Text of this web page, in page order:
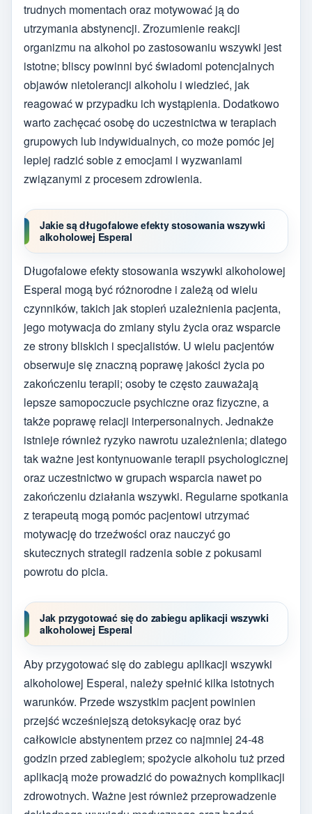
trudnych momentach oraz motywować ją do
utrzymania abstynencji. Zrozumienie reakcji
organizmu na alkohol po zastosowaniu wszywki jest
istotne; bliscy powinni być świadomi potencjalnych
objawów nietolerancji alkoholu i wiedzieć, jak
reagować w przypadku ich wystąpienia. Dodatkowo
warto zachęcać osobę do uczestnictwa w terapiach
grupowych lub indywidualnych, co może pomóc jej
lepiej radzić sobie z emocjami i wyzwaniami
związanymi z procesem zdrowienia.
Jakie są długofalowe efekty stosowania wszywki
alkoholowej Esperal
Długofalowe efekty stosowania wszywki alkoholowej
Esperal mogą być różnorodne i zależą od wielu
czynników, takich jak stopień uzależnienia pacjenta,
jego motywacja do zmiany stylu życia oraz wsparcie
ze strony bliskich i specjalistów. U wielu pacjentów
obserwuje się znaczną poprawę jakości życia po
zakończeniu terapii; osoby te często zauważają
lepsze samopoczucie psychiczne oraz fizyczne, a
także poprawę relacji interpersonalnych. Jednakże
istnieje również ryzyko nawrotu uzależnienia; dlatego
tak ważne jest kontynuowanie terapii psychologicznej
oraz uczestnictwo w grupach wsparcia nawet po
zakończeniu działania wszywki. Regularne spotkania
z terapeutą mogą pomóc pacjentowi utrzymać
motywację do trzeźwości oraz nauczyć go
skutecznych strategii radzenia sobie z pokusami
powrotu do picia.
Jak przygotować się do zabiegu aplikacji wszywki
alkoholowej Esperal
Aby przygotować się do zabiegu aplikacji wszywki
alkoholowej Esperal, należy spełnić kilka istotnych
warunków. Przede wszystkim pacjent powinien
przejść wcześniejszą detoksykację oraz być
całkowicie abstynentem przez co najmniej 24-48
godzin przed zabiegiem; spożycie alkoholu tuż przed
aplikacją może prowadzić do poważnych komplikacji
zdrowotnych. Ważne jest również przeprowadzenie